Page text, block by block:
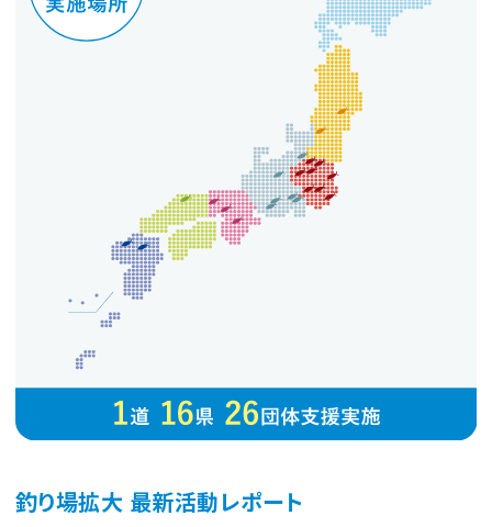
釣り場拡大 最新活動レポート